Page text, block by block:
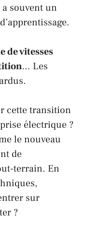
souvent un
de vitesses
… Les
cette transition
électrique ?
le nouveau
de
terrain. En
sur
?